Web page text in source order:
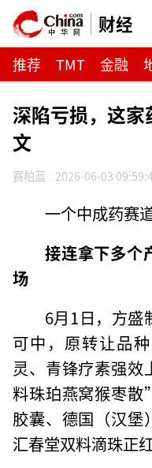
财经
推荐 TMT 金融
深陷亏损，这
文
赛柏蓝 2026-06-03
一个中成药赛
接连拿下多个
场
6月1日，方盛
可中，原转让品
灵、青锋疗素强效
料珠珀燕窝猴枣
胶囊、德国（汉堡
汇春堂双料滴珠正